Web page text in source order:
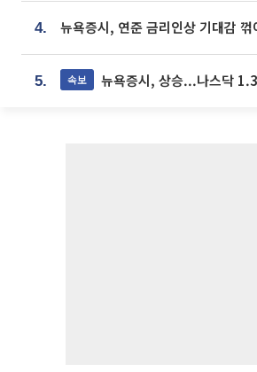
4.
5. 속보 뉴욕증시, 상승...나스닥